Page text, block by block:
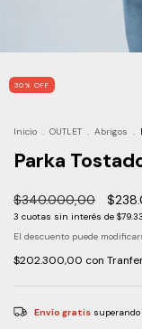
30 % OFF
Inicio . OUTLET . Abrigos .
Parka
$340.000,00
3 cuotas sin interés de
El descuento puede
$202.300,00 con
Envío gratis superando